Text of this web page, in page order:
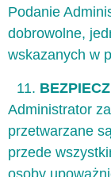
Podanie
dobrowolne,
wskazanych w
Administrator
przetwarzane
przede
osoby